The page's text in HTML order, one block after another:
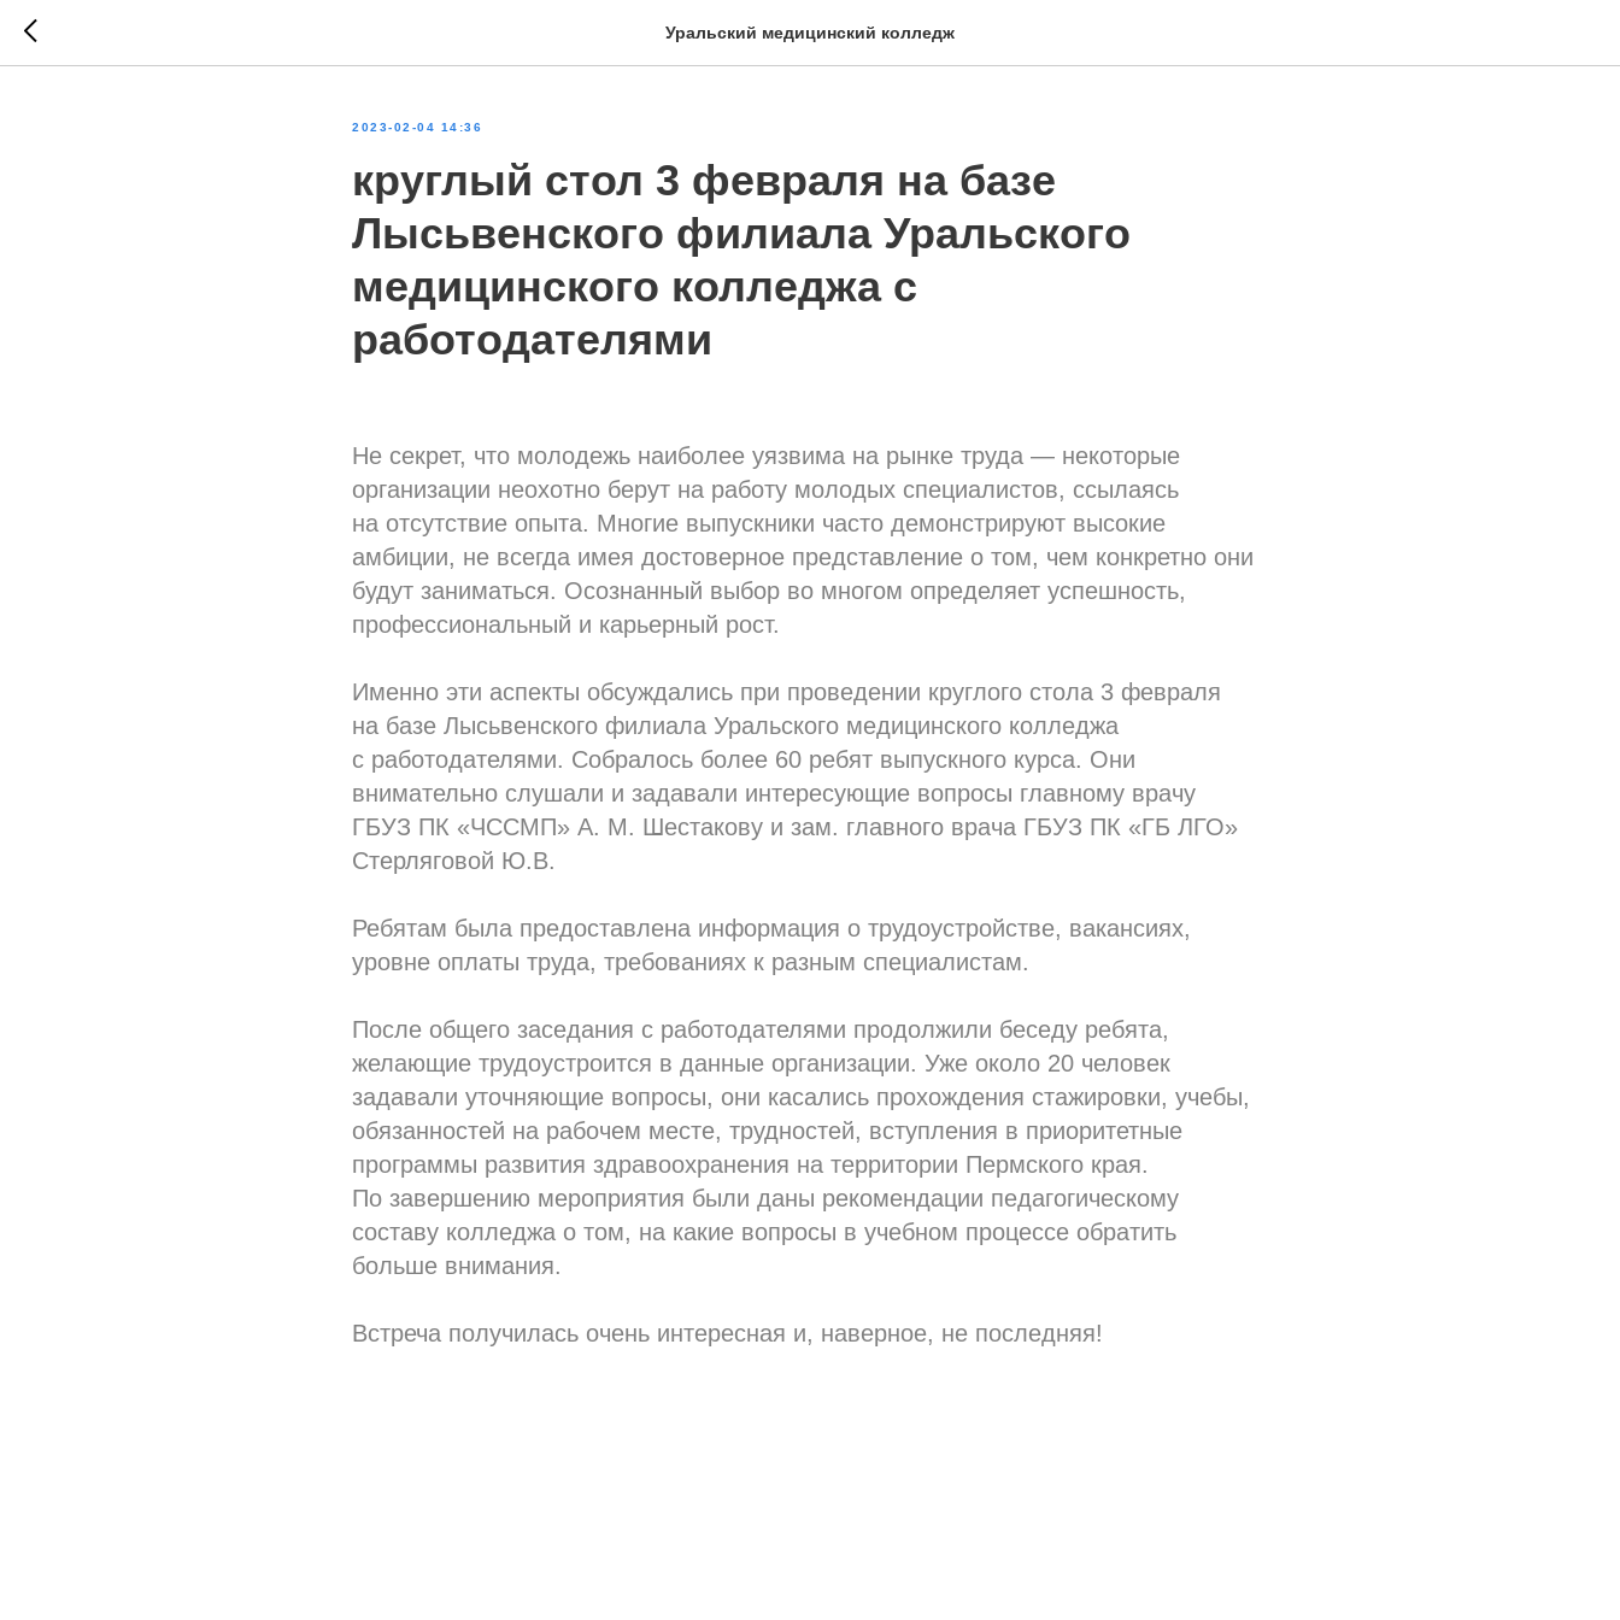
Уральский медицинский колледж
2023-02-04 14:36
круглый стол 3 февраля на базе
Лысьвенского филиала Уральского
медицинского колледжа с
работодателями
Не секрет, что молодежь наиболее уязвима на рынке труда — некоторые
организации неохотно берут на работу молодых специалистов, ссылаясь
на отсутствие опыта. Многие выпускники часто демонстрируют высокие
амбиции, не всегда имея достоверное представление о том, чем конкретно они
будут заниматься. Осознанный выбор во многом определяет успешность,
профессиональный и карьерный рост.
Именно эти аспекты обсуждались при проведении круглого стола 3 февраля
на базе Лысьвенского филиала Уральского медицинского колледжа
с работодателями. Собралось более 60 ребят выпускного курса. Они
внимательно слушали и задавали интересующие вопросы главному врачу
ГБУЗ ПК «ЧССМП» А. М. Шестакову и зам. главного врача ГБУЗ ПК «ГБ ЛГО»
Стерляговой Ю.В.
Ребятам была предоставлена информация о трудоустройстве, вакансиях,
уровне оплаты труда, требованиях к разным специалистам.
После общего заседания с работодателями продолжили беседу ребята,
желающие трудоустроится в данные организации. Уже около 20 человек
задавали уточняющие вопросы, они касались прохождения стажировки, учебы,
обязанностей на рабочем месте, трудностей, вступления в приоритетные
программы развития здравоохранения на территории Пермского края.
По завершению мероприятия были даны рекомендации педагогическому
составу колледжа о том, на какие вопросы в учебном процессе обратить
больше внимания.
Встреча получилась очень интересная и, наверное, не последняя!